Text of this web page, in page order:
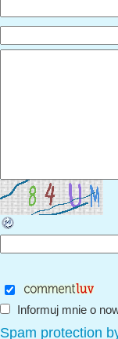
Informuj mnie o
Spam protection